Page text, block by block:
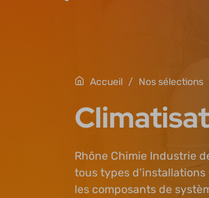
Accueil Nos sélections
Rhône Chimie Industrie
tous types
les composants de